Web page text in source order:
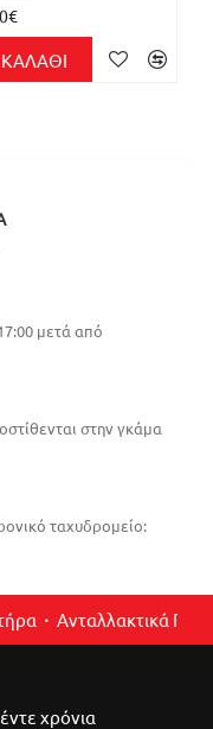
ΚΑΛΆΘΙ
μετά από
στην γκάμα
ταχυδρομείο:
Ανταλλακτικά
χρόνια